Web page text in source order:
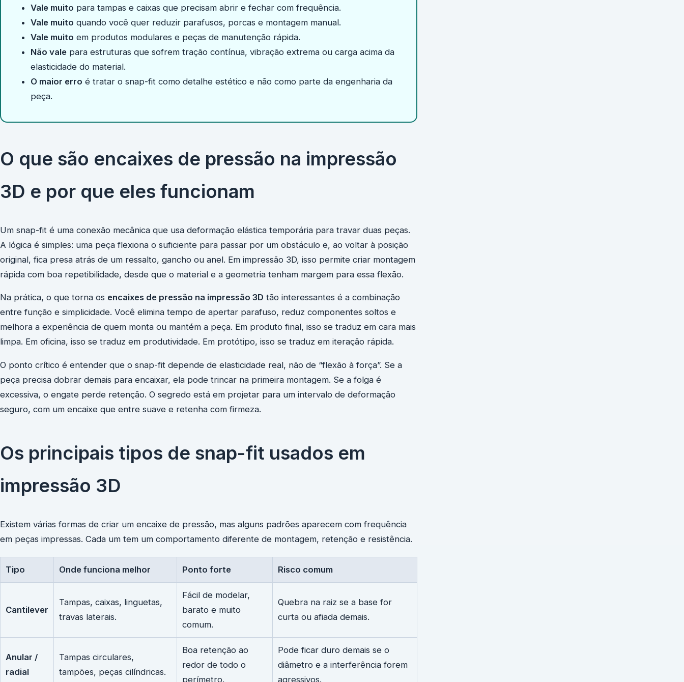
Vale muito para tampas e caixas que precisam abrir e fechar com frequência.
Vale muito quando você quer reduzir parafusos, porcas e montagem manual.
Vale muito em produtos modulares e peças de manutenção rápida.
Não vale para estruturas que sofrem tração contínua, vibração extrema ou carga acima da
elasticidade do material.
O maior erro é tratar o snap-fit como detalhe estético e não como parte da engenharia da
peça.
O que são encaixes de pressão na impressão
3D e por que eles funcionam
Um snap-fit é uma conexão mecânica que usa deformação elástica temporária para travar duas peças.
A lógica é simples: uma peça flexiona o suficiente para passar por um obstáculo e, ao voltar à posição
original, fica presa atrás de um ressalto, gancho ou anel. Em impressão 3D, isso permite criar montagem
rápida com boa repetibilidade, desde que o material e a geometria tenham margem para essa flexão.
Na prática, o que torna os encaixes de pressão na impressão 3D tão interessantes é a combinação
entre função e simplicidade. Você elimina tempo de apertar parafuso, reduz componentes soltos e
melhora a experiência de quem monta ou mantém a peça. Em produto final, isso se traduz em cara mais
limpa. Em oficina, isso se traduz em produtividade. Em protótipo, isso se traduz em iteração rápida.
O ponto crítico é entender que o snap-fit depende de elasticidade real, não de “flexão à força”. Se a
peça precisa dobrar demais para encaixar, ela pode trincar na primeira montagem. Se a folga é
excessiva, o engate perde retenção. O segredo está em projetar para um intervalo de deformação
seguro, com um encaixe que entre suave e retenha com firmeza.
Os principais tipos de snap-fit usados em
impressão 3D
Existem várias formas de criar um encaixe de pressão, mas alguns padrões aparecem com frequência
em peças impressas. Cada um tem um comportamento diferente de montagem, retenção e resistência.
Tipo Onde funciona melhor Ponto forte Risco comum
Cantilever
Tampas, caixas, linguetas,
travas laterais.
Fácil de modelar,
barato e muito
comum.
Quebra na raiz se a base for
curta ou afiada demais.
Anular /
radial
Tampas circulares,
tampões, peças cilíndricas.
Boa retenção ao
redor de todo o
perímetro.
Pode ficar duro demais se o
diâmetro e a interferência forem
agressivos.